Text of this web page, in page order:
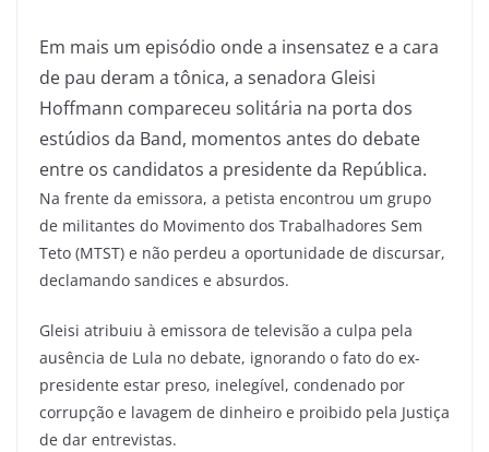
Em mais um episódio onde a insensatez e a cara
de pau deram a tônica, a senadora Gleisi
Hoffmann compareceu solitária na porta dos
estúdios da Band, momentos antes do debate
entre os candidatos a presidente da República.
Na frente da emissora, a petista encontrou um grupo
de militantes do Movimento dos Trabalhadores Sem
Teto (MTST) e não perdeu a oportunidade de discursar,
declamando sandices e absurdos.
Gleisi atribuiu à emissora de televisão a culpa pela
ausência de Lula no debate, ignorando o fato do ex-
presidente estar preso, inelegível, condenado por
corrupção e lavagem de dinheiro e proibido pela Justiça
de dar entrevistas.